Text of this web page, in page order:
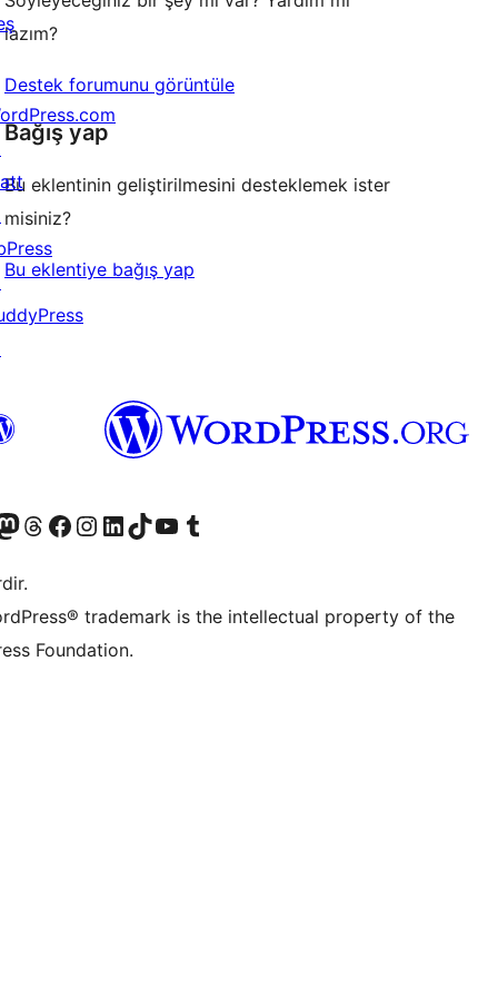
lazım?
Destek forumunu görüntüle
Bağış yap
Bu eklentinin geliştirilmesini desteklemek ister
misiniz?
Bu eklentiye bağış yap
edin
hesabımızı ziyaret edin
Threads hesabımızı ziyaret edinFacebook sayfamızı ziyaret edinInstagram hesabımızı ziyaret edinLinkedIn hesabımızı ziyaret edinTikTok hesabımızı ziyaret edinYouTube kanalımızı ziyaret edinTumblr hesabımızı ziyaret edin
trademark is the intellectual property of the
Foundation.